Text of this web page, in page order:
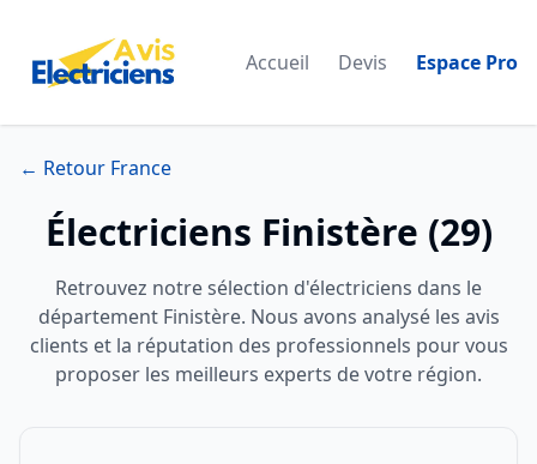
Accueil Devis Espace Pro
← Retour France
Électriciens Finistère (29)
Retrouvez notre sélection d'électriciens dans le
département Finistère. Nous avons analysé les avis
clients et la réputation des professionnels pour vous
proposer les meilleurs experts de votre région.